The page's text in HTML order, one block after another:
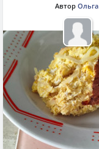
Автор Ольга